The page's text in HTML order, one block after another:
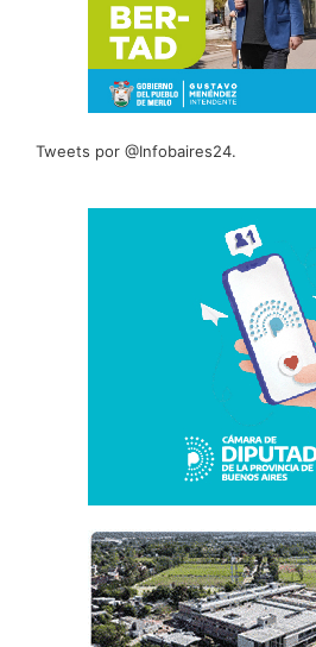
Tweets por @Infobaires24.